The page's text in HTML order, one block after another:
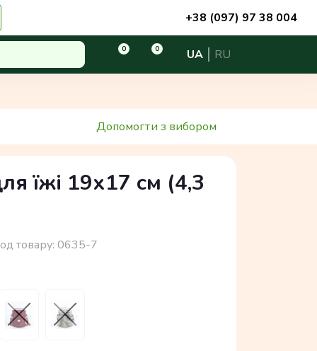
+38 (097) 97 38 004
0 0 UA RU
Допомогти з вибором
їжі 19х17 см (4,3
товару: 0635-7